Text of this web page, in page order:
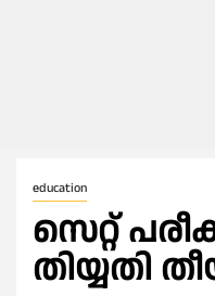
education
സെറ്റ്
തിയ്യതി